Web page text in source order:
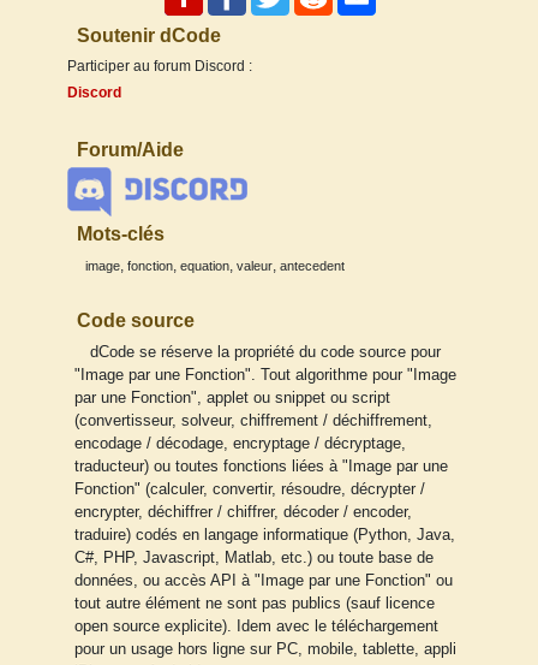
Soutenir dCode
Participer au forum Discord :
Discord
Forum/Aide
Mots-clés
image fonction equation valeur antecedent
Code source
dCode se réserve la propriété du code source pour
"Image par une Fonction". Tout algorithme pour "Image
par une Fonction", applet ou snippet ou script
(convertisseur, solveur, chiffrement / déchiffrement,
encodage / décodage, encryptage / décryptage,
traducteur) ou toutes fonctions liées à "Image par une
Fonction" (calculer, convertir, résoudre, décrypter /
encrypter, déchiffrer / chiffrer, décoder / encoder,
traduire) codés en langage informatique (Python, Java,
C#, PHP, Javascript, Matlab, etc.) ou toute base de
données, ou accès API à "Image par une Fonction" ou
tout autre élément ne sont pas publics (sauf licence
open source explicite). Idem avec le téléchargement
pour un usage hors ligne sur PC, mobile, tablette, appli